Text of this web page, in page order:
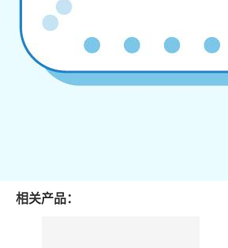
相关产品：